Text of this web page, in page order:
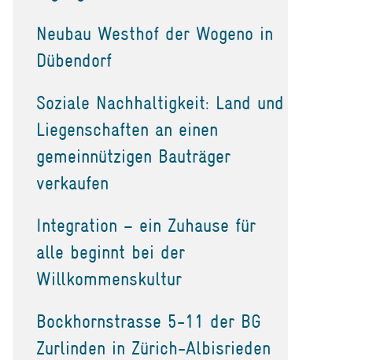
Neubau Westhof der Wogeno in
Dübendorf
Soziale Nachhaltigkeit: Land und
Liegenschaften an einen
gemeinnützigen Bauträger
verkaufen
Integration – ein Zuhause für
alle beginnt bei der
Willkommenskultur
Bockhornstrasse 5-11 der BG
Zurlinden in Zürich-Albisrieden